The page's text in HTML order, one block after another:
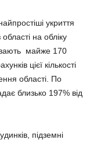
укриття
на обліку
майже 170
цієї кількості
області. По
близько 197% від
підземні